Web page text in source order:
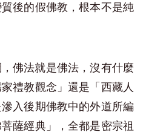
後的假佛教，根本不是純
佛法就是佛法，沒有什麼
禮教觀念」還是「西藏人
入後期佛教中的外道所編
薩經典」，全都是密宗祖